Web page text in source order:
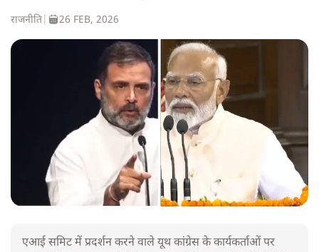
राजनीति 26 FEB, 2026
एआई समिट में प्रदर्शन करने वाले यूथ कांग्रेस के कार्यकर्ताओं पर